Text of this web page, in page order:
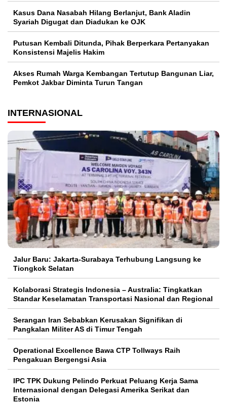
Kasus Dana Nasabah Hilang Berlanjut, Bank Aladin
Syariah Digugat dan Diadukan ke OJK
Putusan Kembali Ditunda, Pihak Berperkara Pertanyakan
Konsistensi Majelis Hakim
Akses Rumah Warga Kembangan Tertutup Bangunan Liar,
Pemkot Jakbar Diminta Turun Tangan
INTERNASIONAL
Jalur Baru: Jakarta-Surabaya Terhubung Langsung ke
Tiongkok Selatan
Kolaborasi Strategis Indonesia – Australia: Tingkatkan
Standar Keselamatan Transportasi Nasional dan Regional
Serangan Iran Sebabkan Kerusakan Signifikan di
Pangkalan Militer AS di Timur Tengah
Operational Excellence Bawa CTP Tollways Raih
Pengakuan Bergengsi Asia
IPC TPK Dukung Pelindo Perkuat Peluang Kerja Sama
Internasional dengan Delegasi Amerika Serikat dan
Estonia